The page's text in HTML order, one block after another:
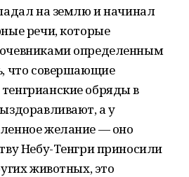
на землю и начинал
речи, которые
определенным
что совершающие
обряды в
а у
желание — оно
Небу-Тенгри приносили
животных, это